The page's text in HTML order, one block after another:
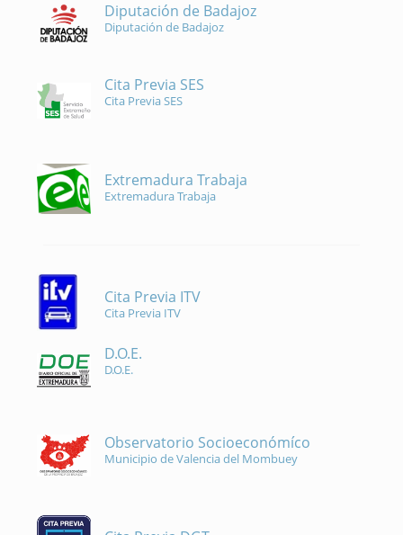
Diputación de Badajoz
Diputación de Badajoz
Cita Previa SES
Cita Previa SES
Extremadura Trabaja
Extremadura Trabaja
Cita Previa ITV
Cita Previa ITV
D.O.E.
D.O.E.
Observatorio Socioeconómíco
Municipio de Valencia del Mombuey